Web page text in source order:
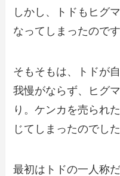
しかし、トドもヒグ
なってしまったのです
そもそもは、トドが
我慢がならず、ヒグ
り。ケンカを売られ
じてしまったのでした
最初はトドの一人称